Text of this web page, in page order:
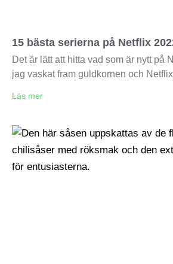
15 bästa serierna på Netflix
Det är lätt att hitta vad som är nytt på
jag vaskat fram guldkornen och
Läs mer